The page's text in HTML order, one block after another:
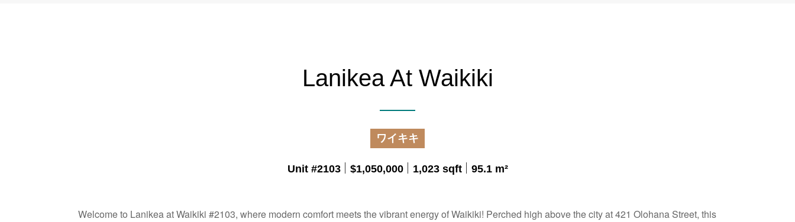
Lanikea At Waikiki
ワイキキ
Unit #2103 $1,050,000 1,023 sqft 95.1 m²
Welcome to Lanikea at Waikiki #2103, where modern comfort meets the vibrant energy of Waikiki! Perched high above the city at 421 Olohana Street, this